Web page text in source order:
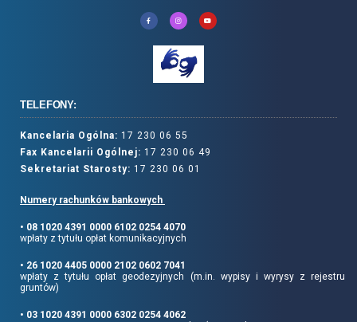
TELEFONY:
Kancelaria Ogólna: 17 230 06 55
Fax Kancelarii Ogólnej: 17 230 06 49
Sekretariat Starosty: 17 230 06 01
Numery rachunków bankowych
• 08 1020 4391 0000 6102 0254 4070
wpłaty z tytułu opłat komunikacyjnych
• 26 1020 4405 0000 2102 0602 7041
wpłaty z tytułu opłat geodezyjnych (m.in. wypisy i wyrysy z rejestru
gruntów)
• 03 1020 4391 0000 6302 0254 4062